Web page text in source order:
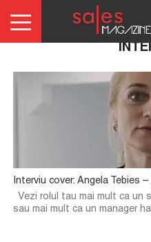
REDACTORI
ABONAMENTE
ARTICOLE
ARTICOLE
SCRIE-
TERMENI
Interviu cover: Angela Tebies
Vezi rolul tau mai mult ca un
sau mai mult ca un manager